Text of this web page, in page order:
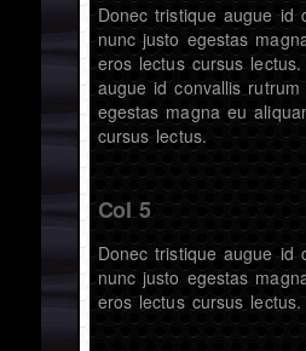
Donec tristique augue id
nunc justo egestas
eros lectus cursus
augue id convallis
egestas magna eu
cursus lectus.
Col 5
Donec tristique augue id
nunc justo egestas
eros lectus cursus lectus.